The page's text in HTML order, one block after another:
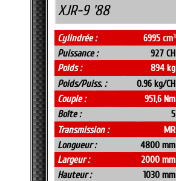
XJR-9 '88
Cylindrée : 6995 cm3
Puissance :
927 CH
Poids :
894 kg
Poids/Puiss. :
0.96 kg/CH
Couple :
951,6 Nm
Boîte :
5
Transmission :
MR
Longueur :
4800 mm
Largeur :
2000 mm
Hauteur :
1030 mm